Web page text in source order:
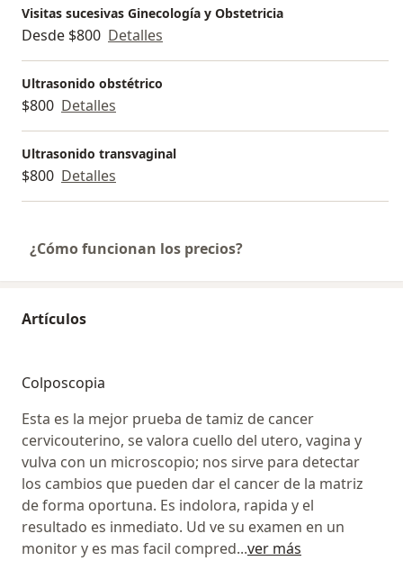
Visitas sucesivas Ginecología y Obstetricia
Desde $800 Detalles
Ultrasonido obstétrico
$800 Detalles
Ultrasonido transvaginal
$800 Detalles
¿Cómo funcionan los precios?
Artículos
Colposcopia
Esta es la mejor prueba de tamiz de cancer
cervicouterino, se valora cuello del utero, vagina y
vulva con un microscopio; nos sirve para detectar
los cambios que pueden dar el cancer de la matriz
de forma oportuna. Es indolora, rapida y el
resultado es inmediato. Ud ve su examen en un
monitor y es mas facil compred...ver más